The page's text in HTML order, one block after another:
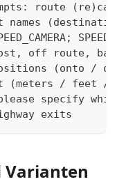
route
names
off route,
(onto /
(meters / feet /
specify
exits
Varianten